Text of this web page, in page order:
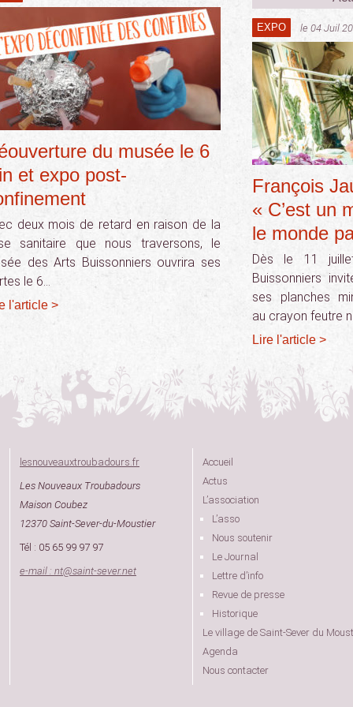
du musée le 6
et expo post-
deux mois de retard en raison de la
sanitaire que nous traversons, le
des Arts Buissonniers ouvrira ses
le 6…
l'article >
EXPO le 04 Juil
François
« C’est un
le monde
Dès le 11
Buissonniers
ses planches
au crayon feutre
Lire l'article >
lesnouveauxtroubadours.fr
Les Nouveaux Troubadours
Maison Coubez
12370 Saint-Sever-du-Moustier
Tél : 05 65 99 97 97
e-mail : nt@saint-sever.net
Accueil
Actus
L’association
L’asso
Nous soutenir
Le Journal
Lettre d’info
Revue de presse
Historique
Le village de Saint-Sever du
Agenda
Nous contacter